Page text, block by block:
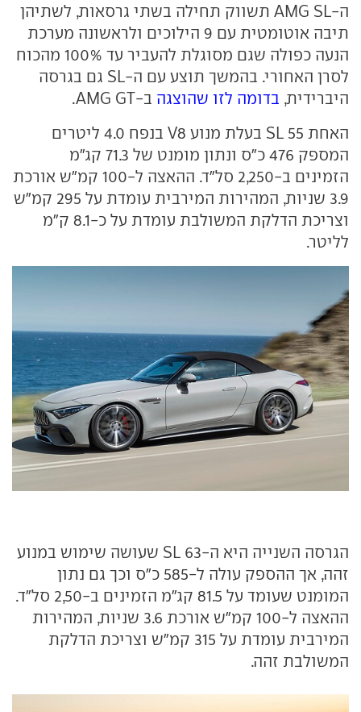
ה-AMG SL תשווק תחילה בשתי גרסאות, לשתיהן
תיבה אוטומטית עם 9 הילוכים ולראשונה מערכת
הנעה כפולה שגם מסוגלת להעביר עד 100% מהכוח
לסרן האחורי. בהמשך תוצע עם ה-SL גם בגרסה
היברידית, בדומה לזו שהוצגה ב-AMG GT.
האחת SL 55 בעלת מנוע V8 בנפח 4.0 ליטרים
המספק 476 כ"ס ונתון מומנט של 71.3 קג"מ
הזמינים ב-2,250 סל"ד. ההאצה ל-100 קמ"ש אורכת
3.9 שניות, המהירות המירבית עומדת על 295 קמ"ש
וצריכת הדלקת המשולבת עומדת על כ-8.1 ק"מ
לליטר.
הגרסה השנייה היא ה-SL 63 שעושה שימוש במנוע
זהה, אך ההספק עולה ל-585 כ"ס וכך גם נתון
המומנט שעומד על 81.5 קג"מ הזמינים ב-2,50 סל"ד.
ההאצה ל-100 קמ"ש אורכת 3.6 שניות, המהירות
המירבית עומדת על 315 קמ"ש וצריכת הדלקת
המשולבת זהה.